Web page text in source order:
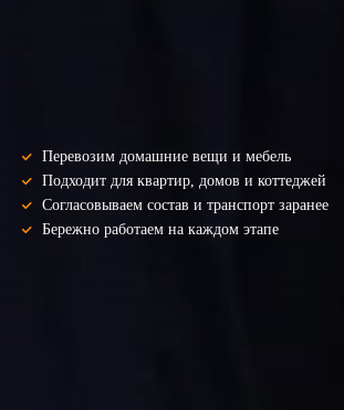
Перевозим домашние вещи и мебель
Подходит для квартир, домов и коттеджей
Согласовываем состав и транспорт заранее
Бережно работаем на каждом этапе